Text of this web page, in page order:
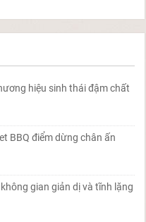
hiệu sinh thái đậm chất
BBQ điểm dừng chân ấn
gian giản dị và tĩnh lặng